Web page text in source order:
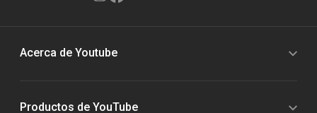
Acerca de Youtube
Productos de YouTube